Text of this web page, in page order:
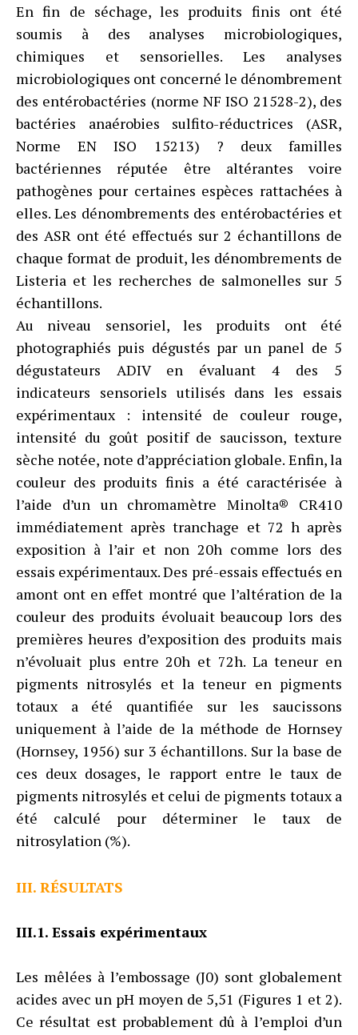
En fin de séchage, les produits finis ont été
soumis à des analyses microbiologiques,
chimiques et sensorielles. Les analyses
microbiologiques ont concerné le dénombrement
des entérobactéries (norme NF ISO 21528-2), des
bactéries anaérobies sulfito-réductrices (ASR,
Norme EN ISO 15213) ? deux familles
bactériennes réputée être altérantes voire
pathogènes pour certaines espèces rattachées à
elles. Les dénombrements des entérobactéries et
des ASR ont été effectués sur 2 échantillons de
chaque format de produit, les dénombrements de
Listeria et les recherches de salmonelles sur 5
échantillons.
Au niveau sensoriel, les produits ont été
photographiés puis dégustés par un panel de 5
dégustateurs ADIV en évaluant 4 des 5
indicateurs sensoriels utilisés dans les essais
expérimentaux : intensité de couleur rouge,
intensité du goût positif de saucisson, texture
sèche notée, note d’appréciation globale. Enfin, la
couleur des produits finis a été caractérisée à
l’aide d’un un chromamètre Minolta® CR410
immédiatement après tranchage et 72 h après
exposition à l’air et non 20h comme lors des
essais expérimentaux. Des pré-essais effectués en
amont ont en effet montré que l’altération de la
couleur des produits évoluait beaucoup lors des
premières heures d’exposition des produits mais
n’évoluait plus entre 20h et 72h. La teneur en
pigments nitrosylés et la teneur en pigments
totaux a été quantifiée sur les saucissons
uniquement à l’aide de la méthode de Hornsey
(Hornsey, 1956) sur 3 échantillons. Sur la base de
ces deux dosages, le rapport entre le taux de
pigments nitrosylés et celui de pigments totaux a
été calculé pour déterminer le taux de
nitrosylation (%).
III. RÉSULTATS
III.1. Essais expérimentaux
Les mêlées à l’embossage (J0) sont globalement
acides avec un pH moyen de 5,51 (Figures 1 et 2).
Ce résultat est probablement dû à l’emploi d’un